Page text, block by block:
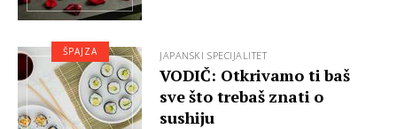
JAPANSKI SPECIJALITET
VODIČ: Otkrivamo ti baš
sve što trebaš znati o
sushiju
ŠPAJZA